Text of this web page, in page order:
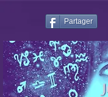
Partager